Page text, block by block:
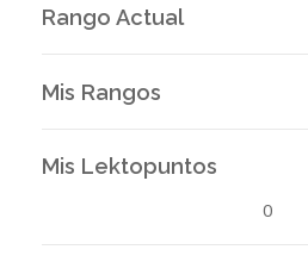
Rango Actual
Mis Rangos
Mis Lektopuntos
0